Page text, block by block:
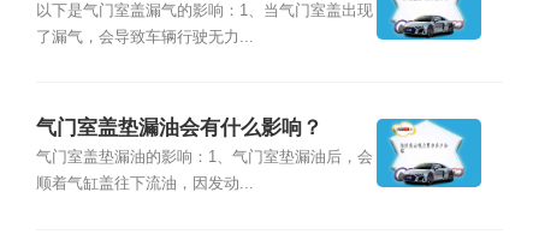
以下是气门室盖漏气的影响：1、当气门室盖出现
了漏气，会导致车辆行驶无力...
气门室盖垫漏油会有什么影响？
气门室盖垫漏油的影响：1、气门室垫漏油后，会
顺着气缸盖往下流油，因发动...